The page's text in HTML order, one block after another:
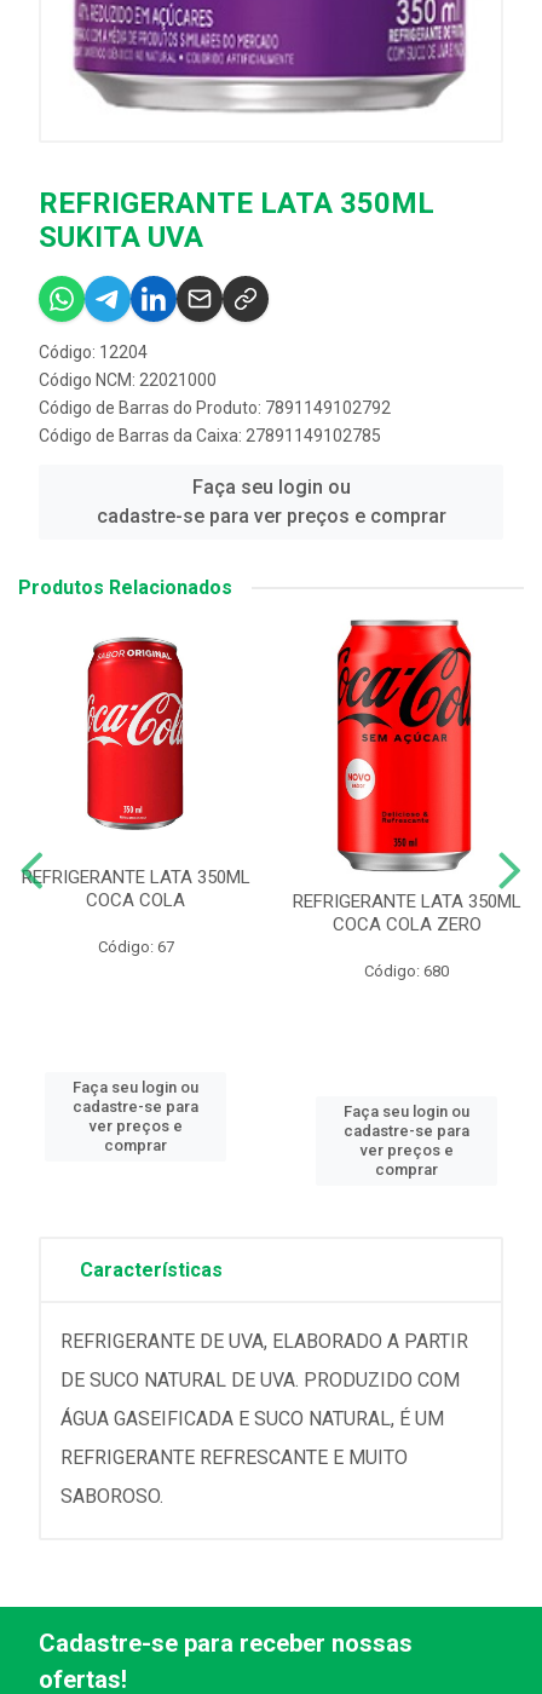
REFRIGERANTE LATA 350ML
SUKITA UVA
Código: 12204
Código NCM: 22021000
Código de Barras do Produto: 7891149102792
Código de Barras da Caixa: 27891149102785
Faça seu login ou
cadastre-se para ver preços e comprar
Produtos Relacionados
REFRIGERANTE LATA 350ML
COCA COLA
Código: 67
Faça seu login ou
cadastre-se para
ver preços e
comprar
REFRIGERANTE LATA 350ML
COCA COLA ZERO
Código: 680
Faça seu login ou
cadastre-se para
ver preços e
comprar
Características
REFRIGERANTE DE UVA, ELABORADO A PARTIR
DE SUCO NATURAL DE UVA. PRODUZIDO COM
ÁGUA GASEIFICADA E SUCO NATURAL, É UM
REFRIGERANTE REFRESCANTE E MUITO
SABOROSO.
Cadastre-se para receber nossas
ofertas!